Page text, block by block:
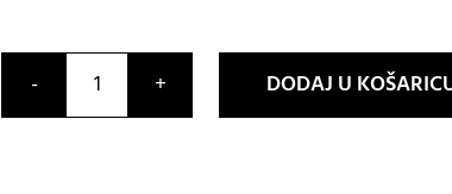
MDV-
10D-
DODAJ U